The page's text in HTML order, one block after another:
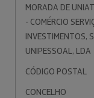
MORADA DE
- COMÉRCIO
INVESTIMENTOS,
UNIPESSOAL, LDA
CÓDIGO POSTAL
CONCELHO